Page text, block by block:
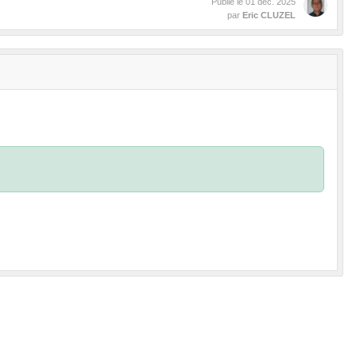
par Eric CLUZEL